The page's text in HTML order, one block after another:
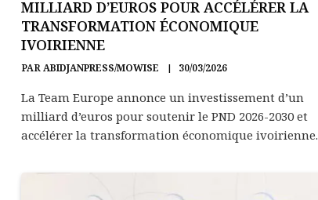
MILLIARD D’EUROS POUR ACCÉLÉRER LA
TRANSFORMATION ÉCONOMIQUE
IVOIRIENNE
PARABIDJANPRESS/MOWISE 30/03/2026
La Team Europe annonce un investissement d’un
milliard d’euros pour soutenir le PND 2026-2030 et
accélérer la transformation économique ivoirienne.